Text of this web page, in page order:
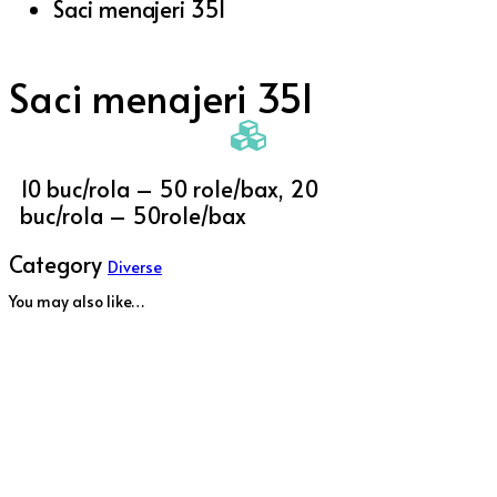
Saci menajeri 35l
Saci menajeri 35l
10 buc/rola – 50 role/bax, 20
buc/rola – 50role/bax
Category Diverse
You may also like…